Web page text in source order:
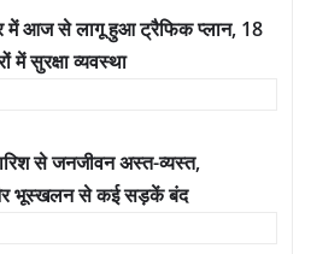
में आज से लागू हुआ ट्रैफिक प्लान, 18
सुरक्षा व्यवस्था
से जनजीवन अस्त-व्यस्त,
भूस्खलन से कई सड़कें बंद